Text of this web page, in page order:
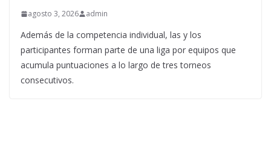
agosto 3, 2026 admin
Además de la competencia individual, las y los
participantes forman parte de una liga por equipos que
acumula puntuaciones a lo largo de tres torneos
consecutivos.